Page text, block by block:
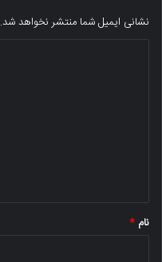
نشانی ایمیل شما منتشر نخواهد شد.
نام *